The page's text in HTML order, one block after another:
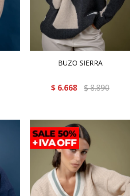
BUZO SIERRA
$ 6.668 $8.890